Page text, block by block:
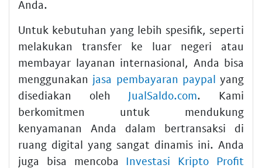
Anda.
Untuk kebutuhan yang lebih spesifik, seperti
melakukan transfer ke luar negeri atau
membayar layanan internasional, Anda bisa
menggunakan jasa pembayaran paypal yang
disediakan oleh JualSaldo.com. Kami
berkomitmen untuk mendukung
kenyamanan Anda dalam bertransaksi di
ruang digital yang sangat dinamis ini. Anda
juga bisa mencoba Investasi Kripto Profit